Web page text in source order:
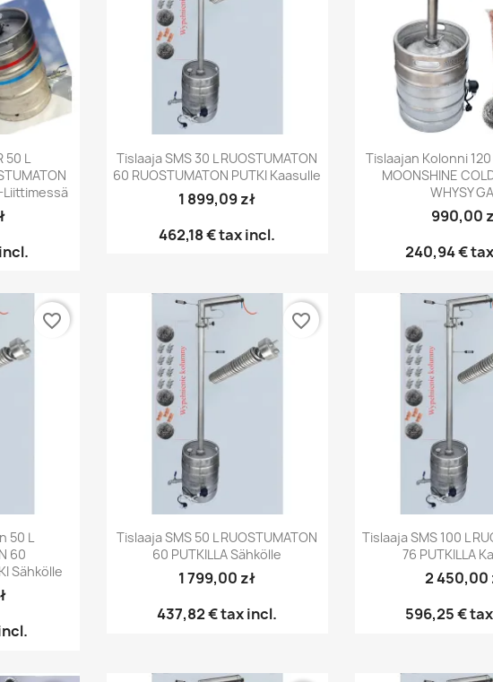
50 L
Liittimessä
Pikakatselu
Tislaaja SMS 30 L RUOSTUMATON
60 RUOSTUMATON PUTKI Kaasulle
1 899,09 zł
462,18 €tax incl.

Tislaajan Kolonni 120
MOONSHINE
WHYSY
990,00
240,94 €
50 L
60
Sähkölle
favorite_border
Pikakatselu
Tislaaja SMS 50 L RUOSTUMATON
60 PUTKILLA Sähkölle
1 799,00 zł
437,82 €tax incl.
favorite_border

Tislaaja SMS 100 L
76 PUTKILLA
2 450,00
596,25 €